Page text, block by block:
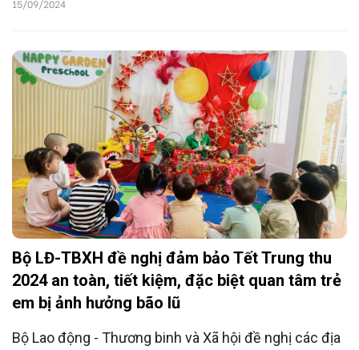
Trung thu đầy đủ, trọn vẹn, được học tập, sáng tạo
trong yêu thương.
15/09/2024
Bộ LĐ-TBXH đề nghị đảm bảo Tết Trung thu
2024 an toàn, tiết kiệm, đặc biệt quan tâm trẻ
em bị ảnh hưởng bão lũ
Bộ Lao động - Thương binh và Xã hội đề nghị các địa